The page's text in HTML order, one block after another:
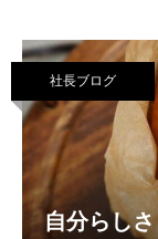
社長ブログ
自分らしさ